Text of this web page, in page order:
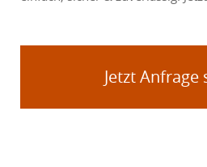
Jetzt Anfrage